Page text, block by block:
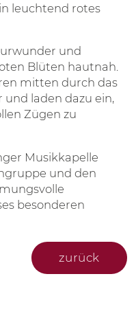
leuchtend rotes
und
Blüten hautnah.
mitten durch das
laden dazu ein,
Zügen zu
Musikkapelle
und den
besonderen
zurück